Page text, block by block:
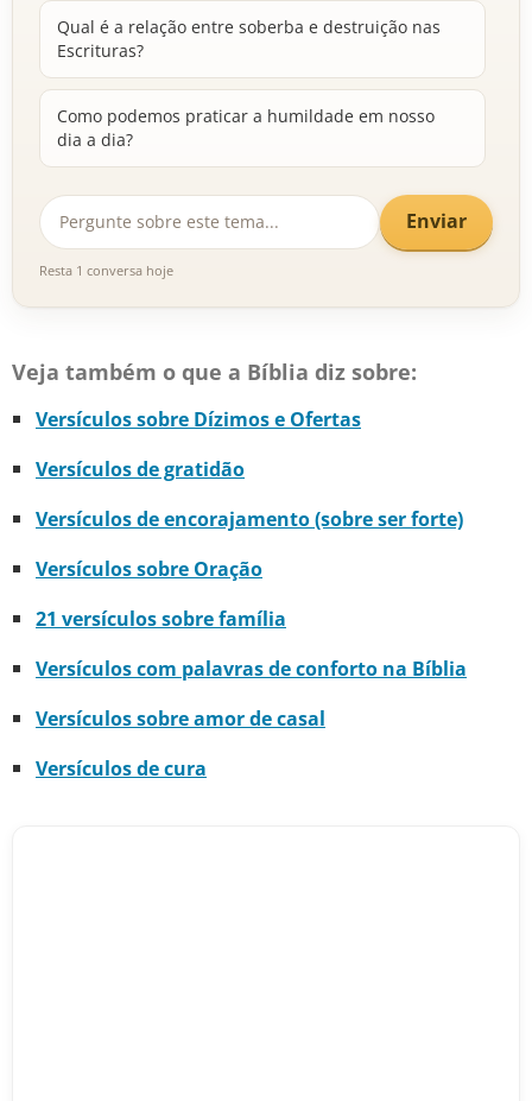
Qual é a relação entre soberba e destruição nas
Escrituras?
Como podemos praticar a humildade em nosso
dia a dia?
Enviar
Resta 1 conversa hoje
Veja também o que a Bíblia diz sobre:
Versículos sobre Dízimos e Ofertas
Versículos de gratidão
Versículos de encorajamento (sobre ser forte)
Versículos sobre Oração
21 versículos sobre família
Versículos com palavras de conforto na Bíblia
Versículos sobre amor de casal
Versículos de cura